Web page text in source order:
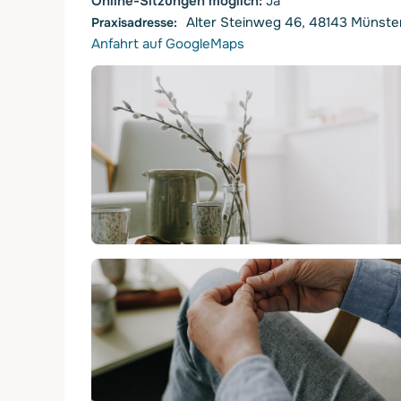
Alter Steinweg 46, 48143
Anfahrt auf GoogleMaps